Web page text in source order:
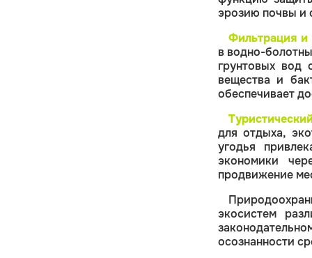
эрозию почвы и
Фильтрация и
в водно-
грунтовых вод
вещества и
обеспечивает
для отдыха,
угодья
экономики
продвижение
экосистем
осознанности